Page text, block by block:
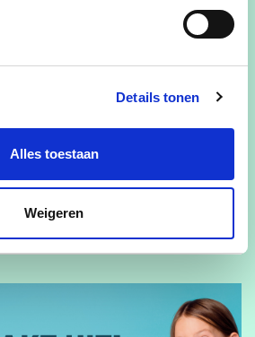
Details tonen
Alles toestaan
Weigeren
in de pers:
de zomer 2024...